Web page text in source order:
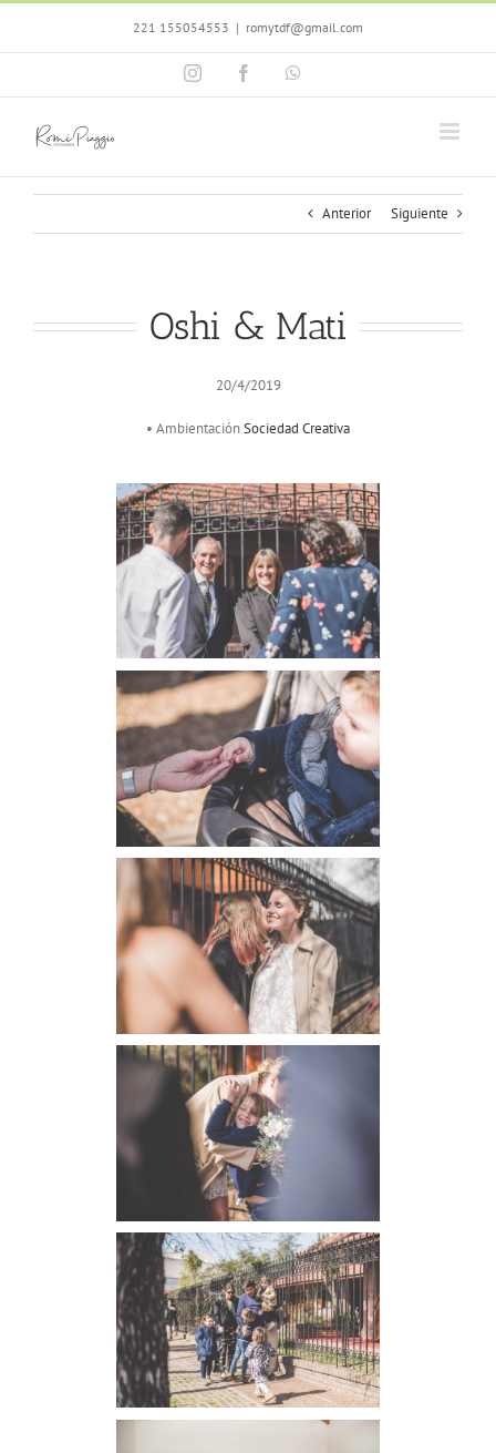
Saltar
contenido
221 155054553 | romytdf@gmail.com
InstagramFacebook
Anterior Siguiente
Oshi & Mati
20/4/2019
• AmbientaciónSociedad Creativa